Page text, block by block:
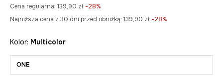
Cena regularna: 139,90 zł -28%
Najniższa cena z 30 dni przed obniżką: 139,90 zł -28%
Kolor: multicolor
ONE